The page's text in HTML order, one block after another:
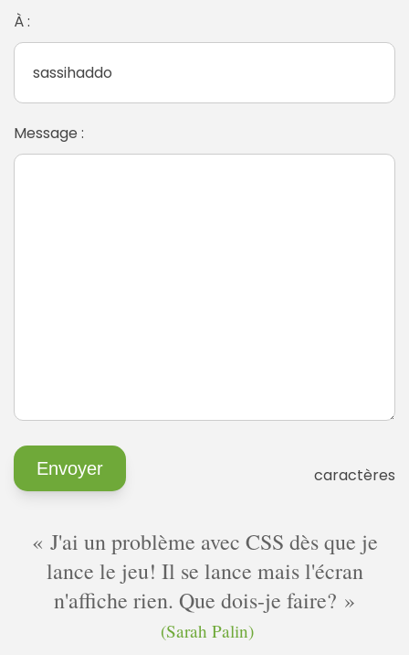
À :
Message :
caractères
J'ai un problème avec CSS dès que je
lance le jeu! Il se lance mais l'écran
n'affiche rien. Que dois-je faire?
(Sarah Palin)